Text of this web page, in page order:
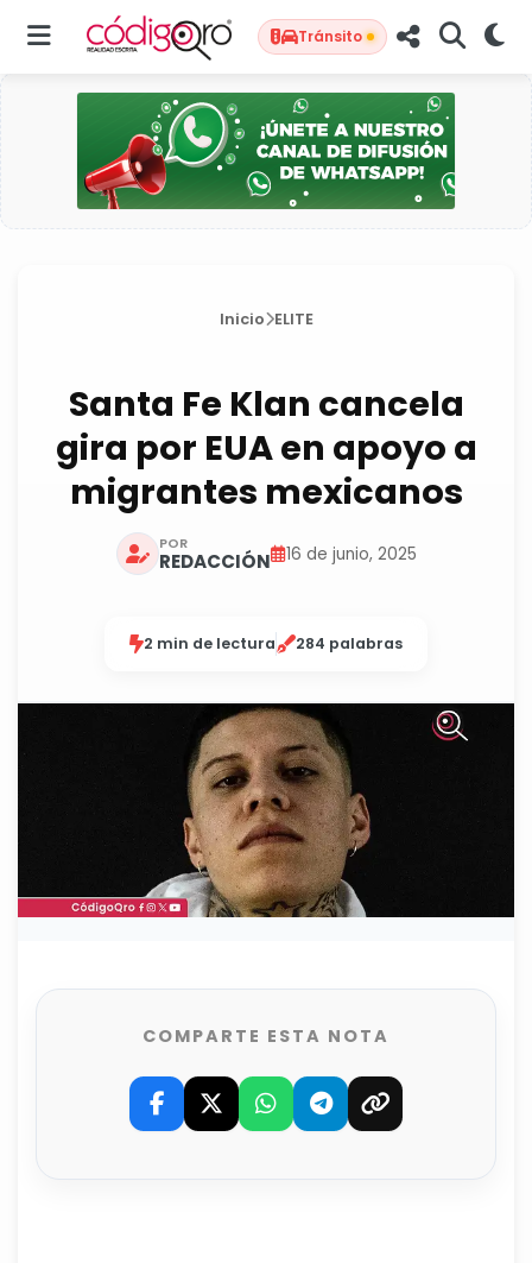
Tránsito
Inicio ELITE
Santa Fe Klan cancela
gira por EUA en apoyo a
migrantes mexicanos
POR
REDACCIÓN 16 de junio, 2025
2 min de lectura 284 palabras
COMPARTE ESTA NOTA